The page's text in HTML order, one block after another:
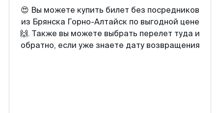
😍 Вы можете купить билет без посредников
из Брянска Горно-Алтайск по выгодной цене
🙌. Также вы можете выбрать перелет туда и
обратно, если уже знаете дату возвращения